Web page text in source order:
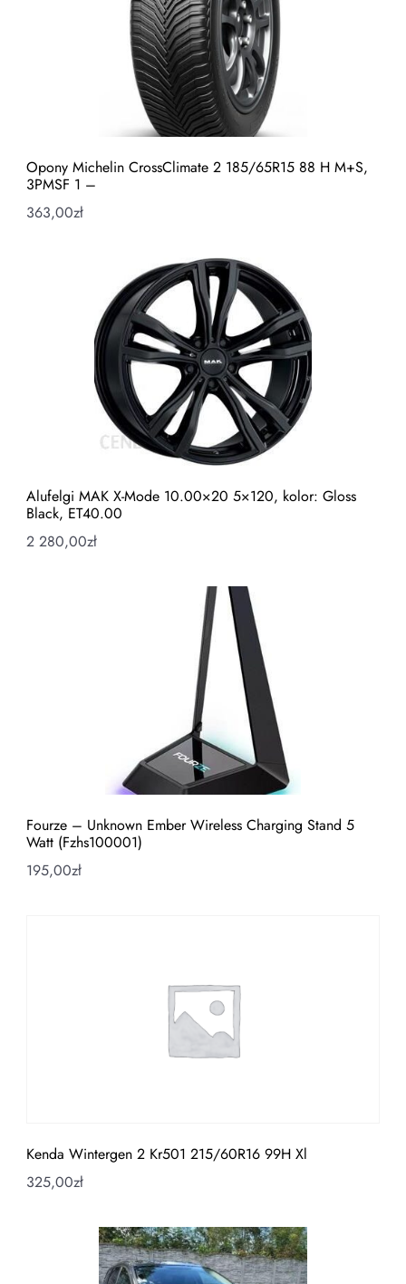
Opony Michelin CrossClimate 2 185/65R15 88 H M+S,
3PMSF 1 –
363,00zł
Alufelgi MAK X-Mode 10.00×20 5×120, kolor: Gloss
Black, ET40.00
2 280,00zł
Fourze – Unknown Ember Wireless Charging Stand 5
Watt (Fzhs100001)
195,00zł
Kenda Wintergen 2 Kr501 215/60R16 99H Xl
325,00zł